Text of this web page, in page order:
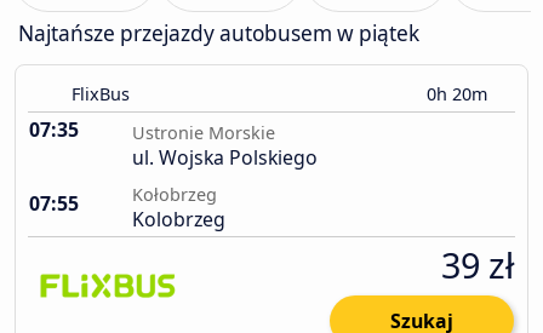
Najtańsze przejazdy autobusem w piątek
FlixBus 0h 20m
07:35 Ustronie Morskie
ul. Wojska Polskiego
07:55
Kołobrzeg
Kolobrzeg
39 zł
Szukaj